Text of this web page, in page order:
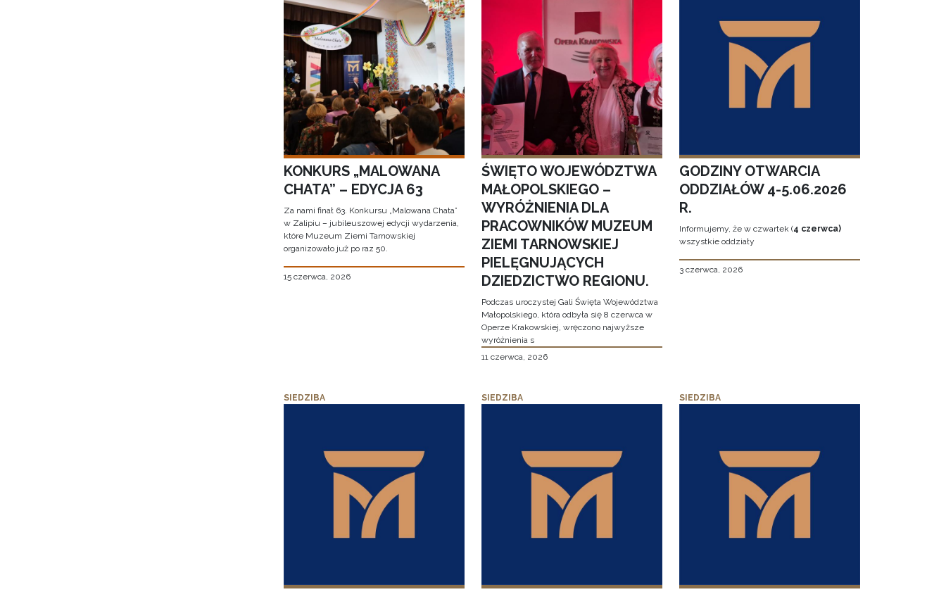
KONKURS „MALOWANA
CHATA” – EDYCJA 63
Za nami finał 63. Konkursu „Malowana Chata”
w Zalipiu – jubileuszowej edycji wydarzenia,
które Muzeum Ziemi Tarnowskiej
organizowało już po raz 50.
15 czerwca, 2026
ŚWIĘTO WOJEWÓDZTWA
MAŁOPOLSKIEGO –
WYRÓŻNIENIA DLA
PRACOWNIKÓW MUZEUM
ZIEMI TARNOWSKIEJ
PIELĘGNUJĄCYCH
DZIEDZICTWO REGIONU.
Podczas uroczystej Gali Święta Województwa
Małopolskiego, która odbyła się 8 czerwca w
Operze Krakowskiej, wręczono najwyższe
wyróżnienia s
11 czerwca, 2026
GODZINY OTWARCIA
ODDZIAŁÓW 4-5.06.2026
R.
Informujemy, że w czwartek (4 czerwca)
wszystkie oddziały
3 czerwca, 2026
SIEDZIBA SIEDZIBA SIEDZIBA